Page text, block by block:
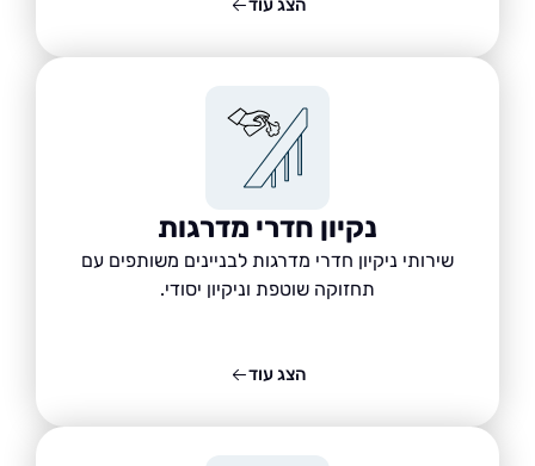
נקיון חדרי מדרגות
שירותי ניקיון חדרי מדרגות לבניינים משותפים עם
תחזוקה שוטפת וניקיון יסודי.